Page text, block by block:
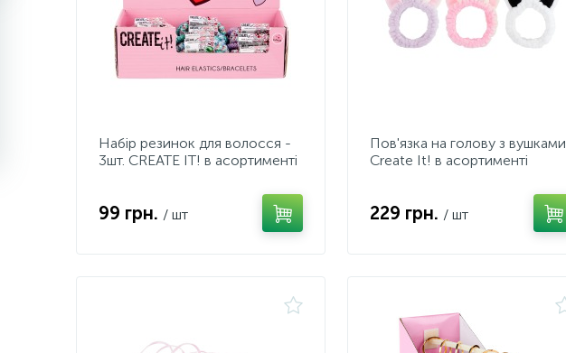
Набір резинок для волосся -
3шт. CREATE IT! в асортименті
99 грн. / шт
Пов'язка на голову з вушками
Create It! в асортименті
229 грн. / шт